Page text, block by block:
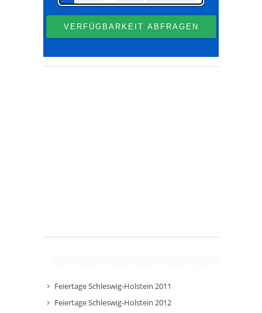
Feiertage Schleswig-Holstein 2011
Feiertage Schleswig-Holstein 2012